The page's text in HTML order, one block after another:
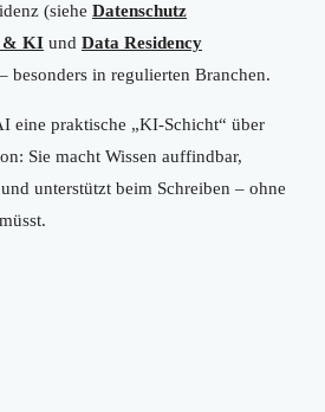
(siehe Datenschutz
& KI und Data Residency
besonders in regulierten Branchen.
eine praktische „KI-Schicht“ über
Sie macht Wissen auffindbar,
unterstützt beim Schreiben – ohne